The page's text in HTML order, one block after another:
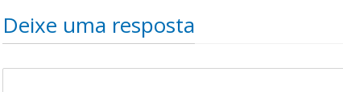
Deixe uma resposta